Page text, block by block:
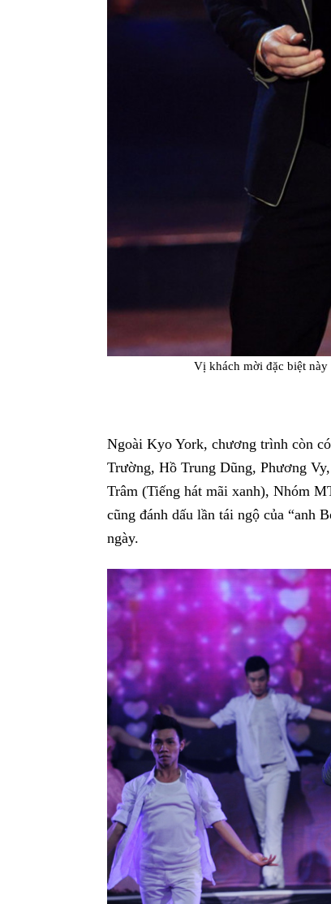
Vị khách mời đặc biệt này
Ngoài Kyo York, chương trình còn
Trường, Hồ Trung Dũng, Phương
Trâm (Tiếng hát mãi xanh), Nhóm
cũng đánh dấu lần tái ngộ của “anh
ngày.